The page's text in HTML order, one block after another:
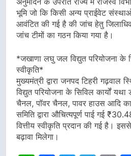
भूमि जो कि किसी अन्य प्राईवेट
आवंटित की गई है की जांच हेतु
जांच टीमों का गठन किया गया है।
*जखाणा लघु जल विद्युत परियोजना के
स्वीकृति*
मुख्यमंत्री द्वारा जनपद टिहरी
विद्युत परियोजना के सिविल कार्यों
चैनल, पॉवर चैनल, पावर हाउस आदि
समिति द्वारा औचित्यपूर्ण पाई गई
वित्तीय स्वीकृति प्रदान की गई है।
बढ़ावा मिलेगा।